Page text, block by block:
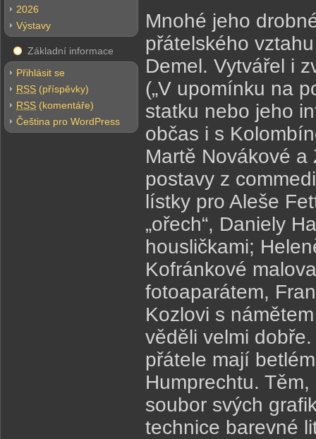
2026
Výstavy
Základní informace
Přihlásit se
RSS (příspěvky)
RSS (komentáře)
Čeština pro WordPress
Mnohé jeho
přátelského
Demel. Vytvářel i
(„V upomínku na
statku nebo jeho
občas i s
Martě Novákové
postavy z
lístky pro Aleše
„ořech“, Daniely
housličkami;
Kofránkové
fotoaparátem,
Kozlovi s
věděli velmi
přátele mají
Humprechtu.
soubor svých
technice barevné